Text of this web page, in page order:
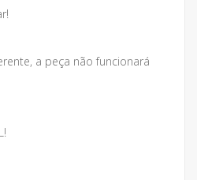
a peça não funcionará